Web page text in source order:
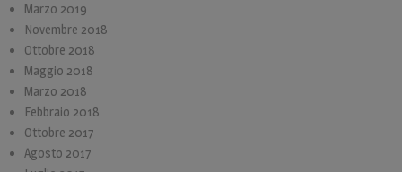
Marzo 2019
Novembre 2018
Ottobre 2018
Maggio 2018
Marzo 2018
Febbraio 2018
Ottobre 2017
Agosto 2017